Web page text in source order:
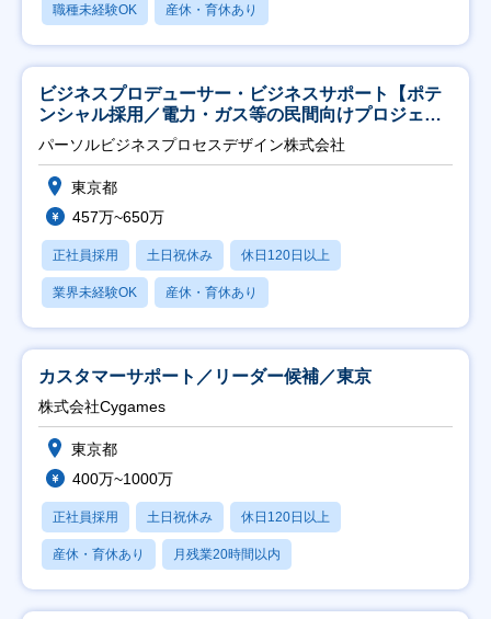
職種未経験OK 産休・育休あり
ビジネスプロデューサー・ビジネスサポート【ポテ
ンシャル採用／電力・ガス等の民間向けプロジェク
ト推進】
パーソルビジネスプロセスデザイン株式会社
東京都
457万~650万
正社員採用 土日祝休み 休日120日以上
業界未経験OK 産休・育休あり
カスタマーサポート／リーダー候補／東京
株式会社Cygames
東京都
400万~1000万
正社員採用 土日祝休み 休日120日以上
産休・育休あり 月残業20時間以内